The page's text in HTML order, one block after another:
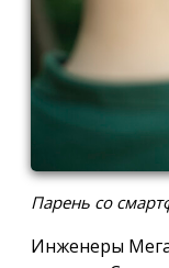
Парень со
Инженеры